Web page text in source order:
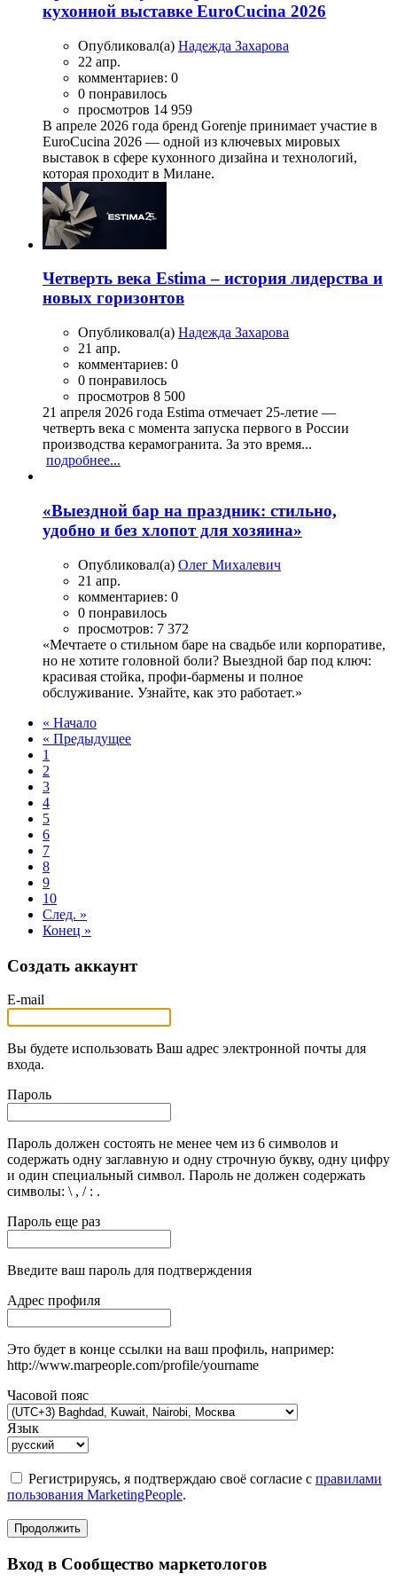
кухонной выставке EuroCucina 2026
Опубликовал(а) Надежда Захарова
22 апр.
комментариев: 0
0 понравилось
просмотров 14 959
В апреле 2026 года бренд Gorenje принимает участие в
EuroCucina 2026 — одной из ключевых мировых
выставок в сфере кухонного дизайна и технологий,
которая проходит в Милане.
Четверть века Estima – история лидерства и
новых горизонтов
Опубликовал(а) Надежда Захарова
21 апр.
комментариев: 0
0 понравилось
просмотров 8 500
21 апреля 2026 года Estima отмечает 25-летие —
четверть века с момента запуска первого в России
производства керамогранита. За это время...
подробнее...
«Выездной бар на праздник: стильно,
удобно и без хлопот для хозяина»
Опубликовал(а) Олег Михалевич
21 апр.
комментариев: 0
0 понравилось
просмотров: 7 372
«Мечтаете о стильном баре на свадьбе или корпоративе,
но не хотите головной боли? Выездной бар под ключ:
красивая стойка, профи-бармены и полное
обслуживание. Узнайте, как это работает.»
« Начало
« Предыдущее
1
2
3
4
5
6
7
8
9
10
След. »
Конец »
Создать аккаунт
E-mail
Вы будете использовать Ваш адрес электронной почты для
входа.
Пароль
Пароль должен состоять не менее чем из 6 символов и
содержать одну заглавную и одну строчную букву, одну цифру
и один специальный символ. Пароль не должен содержать
символы: \ , / : .
Пароль еще раз
Введите ваш пароль для подтверждения
Адрес профиля
Это будет в конце ссылки на ваш профиль, например:
http://www.marpeople.com/profile/yourname
Часовой пояс
Язык
Регистрируясь, я подтверждаю своё согласие с правилами
пользования MarketingPeople.
Продолжить
Вход в Сообщество маркетологов